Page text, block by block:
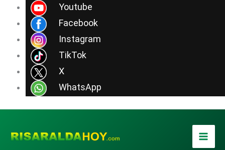
Youtube
Facebook
Instagram
TikTok
X
WhatsApp
contenido